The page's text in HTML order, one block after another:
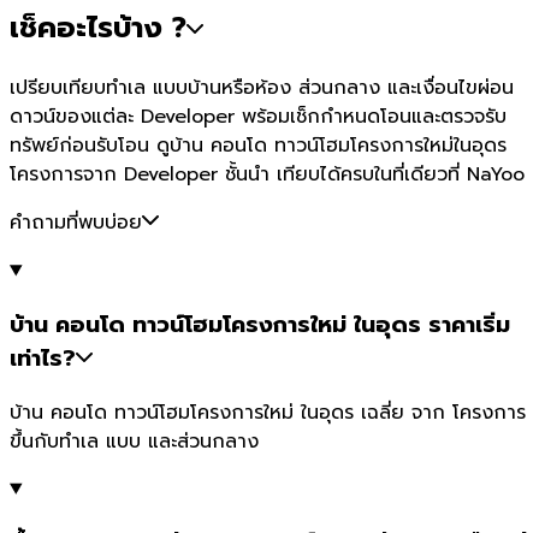
เช็คอะไรบ้าง ?
เปรียบเทียบทำเล แบบบ้านหรือห้อง ส่วนกลาง และเงื่อนไขผ่อน
ดาวน์ของแต่ละ Developer พร้อมเช็กกำหนดโอนและตรวจรับ
ทรัพย์ก่อนรับโอน ดูบ้าน คอนโด ทาวน์โฮมโครงการใหม่ในอุดร
โครงการจาก Developer ชั้นนำ เทียบได้ครบในที่เดียวที่ NaYoo
คำถามที่พบบ่อย
บ้าน คอนโด ทาวน์โฮมโครงการใหม่ ในอุดร ราคาเริ่ม
เท่าไร?
บ้าน คอนโด ทาวน์โฮมโครงการใหม่ ในอุดร เฉลี่ย จาก โครงการ
ขึ้นกับทำเล แบบ และส่วนกลาง